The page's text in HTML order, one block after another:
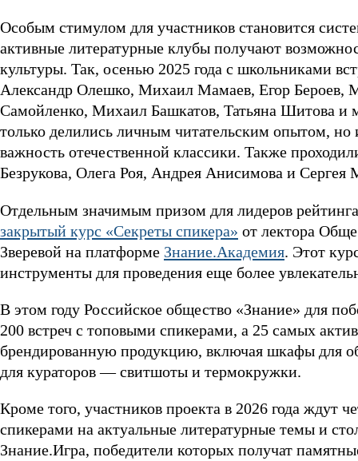
Особым стимулом для участников становится
активные литературные клубы получают
культуры. Так, осенью 2025 года с школьниками
Александр Олешко, Михаил Мамаев, Егор Бероев,
Самойленко, Михаил Башкатов, Татьяна Шитова и
только делились личным читательским опытом,
важность отечественной классики. Также
Безрукова, Олега Роя, Андрея Анисимова и Сергея
Отдельным значимым призом для лидеров
закрытый курс «Секреты спикера» от лектора
Зверевой на платформе Знание.Академия. Этот
инструменты для проведения еще более
В этом году Российское общество «Знание» для
200 встреч с топовыми спикерами, а 25 самых
брендированную продукцию, включая шкафы для
для кураторов — свитшоты и термокружки.
Кроме того, участников проекта в 2026 года ждут
спикерами на актуальные литературные темы и
Знание.Игра, победители которых получат